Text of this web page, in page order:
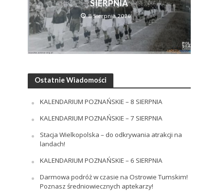
SIERPNIA
8 Sierpnia 2026
Ostatnie Wiadomości
KALENDARIUM POZNAŃSKIE – 8 SIERPNIA
KALENDARIUM POZNAŃSKIE – 7 SIERPNIA
Stacja Wielkopolska – do odkrywania atrakcji na
landach!
KALENDARIUM POZNAŃSKIE – 6 SIERPNIA
Darmowa podróż w czasie na Ostrowie Tumskim!
Poznasz średniowiecznych aptekarzy!